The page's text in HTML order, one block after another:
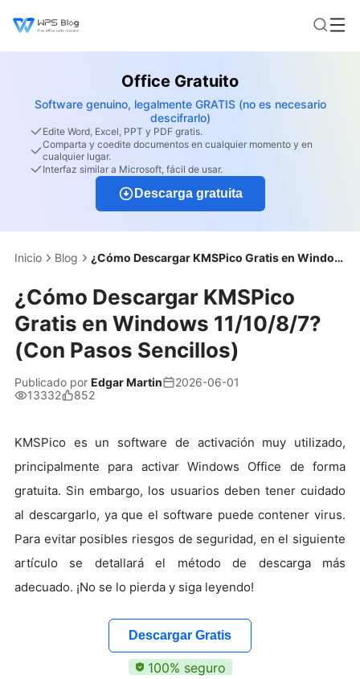
Office Gratuito
Software genuino, legalmente GRATIS (no es necesario
descifrarlo)
Edite Word, Excel, PPT y PDF gratis.
Comparta y coedite documentos en cualquier momento y en
cualquier lugar.
Interfaz similar a Microsoft, fácil de usar.
Descarga gratuita
Inicio Blog ¿Cómo Descargar KMSPico Gratis en Windows 11/10/8/7? (Con Pasos Sencillos)
¿Cómo Descargar KMSPico
Gratis en Windows 11/10/8/7?
(Con Pasos Sencillos)
Publicado por Edgar Martin
2026-06-01
13332
852
KMSPico es un software de activación muy utilizado,
principalmente para activar Windows Office de forma
gratuita. Sin embargo, los usuarios deben tener cuidado
al descargarlo, ya que el software puede contener virus.
Para evitar posibles riesgos de seguridad, en el siguiente
artículo se detallará el método de descarga más
adecuado. ¡No se lo pierda y siga leyendo!
Descargar Gratis
100% seguro